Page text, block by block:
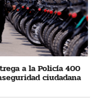
a la Policía 400
ciudadana